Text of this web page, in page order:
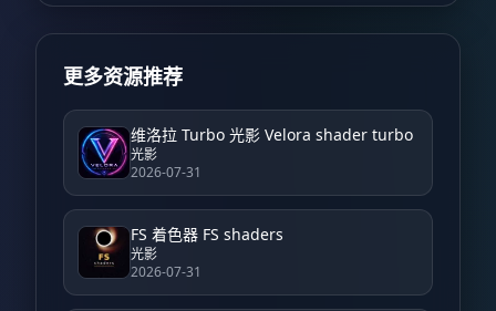
更多资源推荐
维洛拉 Turbo 光影 Velora shader turbo
光影
2026-07-31
FS 着色器 FS shaders
光影
2026-07-31